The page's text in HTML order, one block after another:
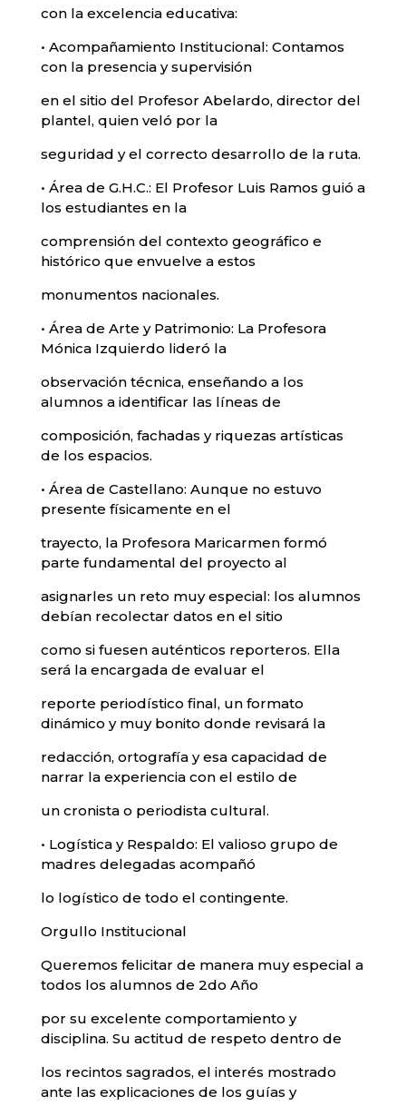
con la excelencia educativa:
• Acompañamiento Institucional: Contamos
con la presencia y supervisión
en el sitio del Profesor Abelardo, director del
plantel, quien veló por la
seguridad y el correcto desarrollo de la ruta.
• Área de G.H.C.: El Profesor Luis Ramos guió a
los estudiantes en la
comprensión del contexto geográfico e
histórico que envuelve a estos
monumentos nacionales.
• Área de Arte y Patrimonio: La Profesora
Mónica Izquierdo lideró la
observación técnica, enseñando a los
alumnos a identificar las líneas de
composición, fachadas y riquezas artísticas
de los espacios.
• Área de Castellano: Aunque no estuvo
presente físicamente en el
trayecto, la Profesora Maricarmen formó
parte fundamental del proyecto al
asignarles un reto muy especial: los alumnos
debían recolectar datos en el sitio
como si fuesen auténticos reporteros. Ella
será la encargada de evaluar el
reporte periodístico final, un formato
dinámico y muy bonito donde revisará la
redacción, ortografía y esa capacidad de
narrar la experiencia con el estilo de
un cronista o periodista cultural.
• Logística y Respaldo: El valioso grupo de
madres delegadas acompañó
lo logístico de todo el contingente.
Orgullo Institucional
Queremos felicitar de manera muy especial a
todos los alumnos de 2do Año
por su excelente comportamiento y
disciplina. Su actitud de respeto dentro de
los recintos sagrados, el interés mostrado
ante las explicaciones de los guías y